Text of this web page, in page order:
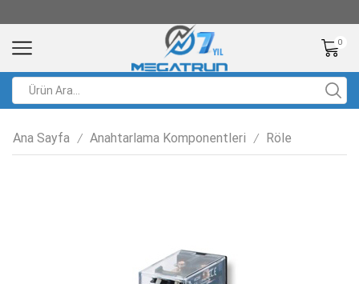
0
Ana Sayfa / Anahtarlama Komponentleri / Röle